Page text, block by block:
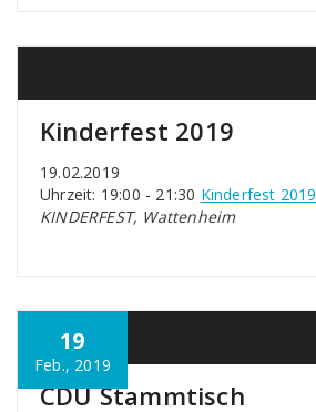
Kinderfest 2019
19.02.2019
Uhrzeit: 19:00 - 21:30 Kinderfest 2019
KINDERFEST, Wattenheim
19
Feb., 2019
CDU Stammtisch